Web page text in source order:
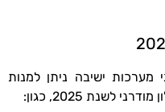
מערכות ישיבה ניתן למנות
לשנת 2025, כגון: